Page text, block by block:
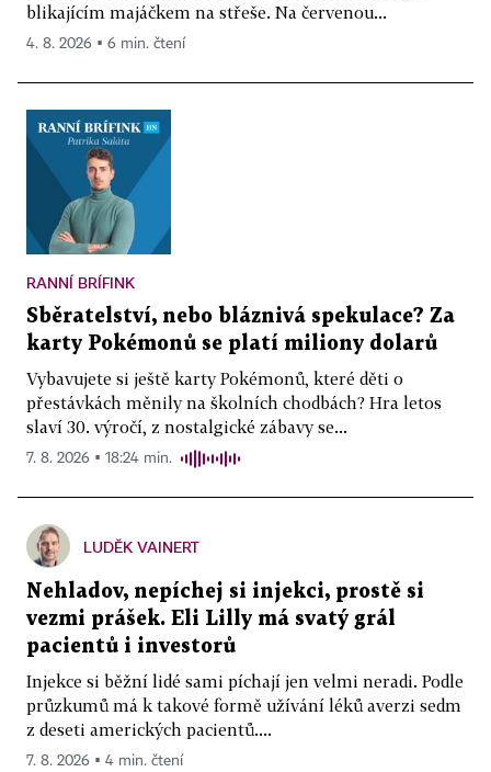
blikajícím majáčkem na střeše. Na červenou...
4. 8. 2026 ▪ 6 min. čtení
RANNÍ BRÍFINK
Sběratelství, nebo bláznivá spekulace? Za
karty Pokémonů se platí miliony dolarů
Vybavujete si ještě karty Pokémonů, které děti o
přestávkách měnily na školních chodbách? Hra letos
slaví 30. výročí, z nostalgické zábavy se...
7. 8. 2026 ▪ 18:24 min.
LUDĚK VAINERT
Nehladov, nepíchej si injekci, prostě si
vezmi prášek. Eli Lilly má svatý grál
pacientů i investorů
Injekce si běžní lidé sami píchají jen velmi neradi. Podle
průzkumů má k takové formě užívání léků averzi sedm
z deseti amerických pacientů....
7. 8. 2026 ▪ 4 min. čtení